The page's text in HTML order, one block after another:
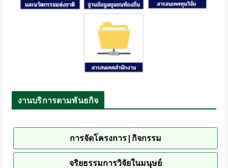
งานบริการตามพันธกิจ
การจัดโครงการ|กิจกรรม
จริยธรรมการวิจัยในมนุษย์